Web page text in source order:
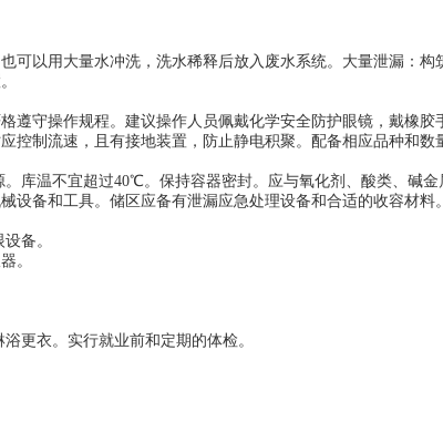
可以用大量水冲洗，洗水稀释后放入废水系统。大量泄漏：构
遵守操作规程。建议操作人员佩戴化学安全防护眼镜，戴橡胶
控制流速，且有接地装置，防止静电积聚。配备相应品种和数
库温不宜超过40℃。保持容器密封。应与氧化剂、酸类、碱
备和工具。储区应备有泄漏应急处理设备和合适的收容材料。
备。
。
更衣。实行就业前和定期的体检。